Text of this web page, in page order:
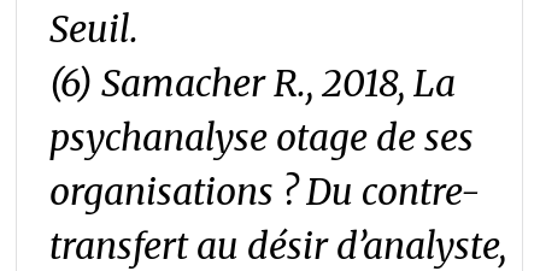
Seuil.
(6) Samacher R., 2018,La
psychanalyse otage de ses
organisations ? Du contre-
transfert au désir d’analyste,